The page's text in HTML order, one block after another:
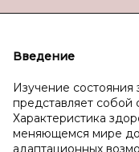
Введение
Изучение состояния
представляет собой
Характеристика
меняющемся мире
адаптационных